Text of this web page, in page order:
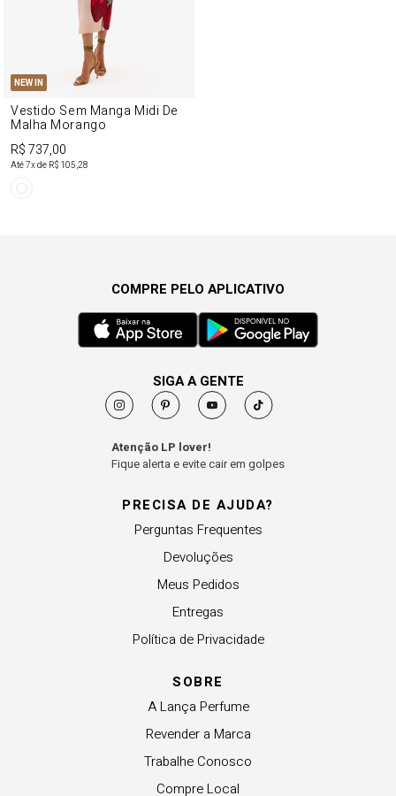
NEW IN
Vestido Sem Manga Midi De
Malha Morango
R$ 737,00
Até7x de R$ 105,28
PRECISA DE AJUDA?
Perguntas Frequentes
Devoluções
Meus Pedidos
Entregas
Política de Privacidade
SOBRE
A Lança Perfume
Revender a Marca
Trabalhe Conosco
Compre Local
COMPRE PELO APLICATIVO
SIGA A GENTE
Atenção LP lover!
Fique alerta e evite cair em golpes